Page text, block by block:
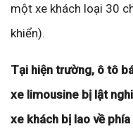
một xe khách loại 30
khiển).
Tại hiện trường, ô tô
xe limousine bị lật
xe khách bị lao về